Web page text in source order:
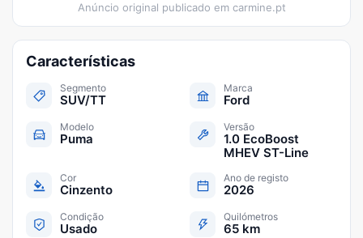
Anúncio original publicado em carmine.pt
Características
Segmento
SUV/TT
Marca
Ford
Modelo
Puma
Versão
1.0 EcoBoost
MHEV ST-Line
Cor
Cinzento
Ano de registo
2026
Condição
Usado
Quilómetros
65 km